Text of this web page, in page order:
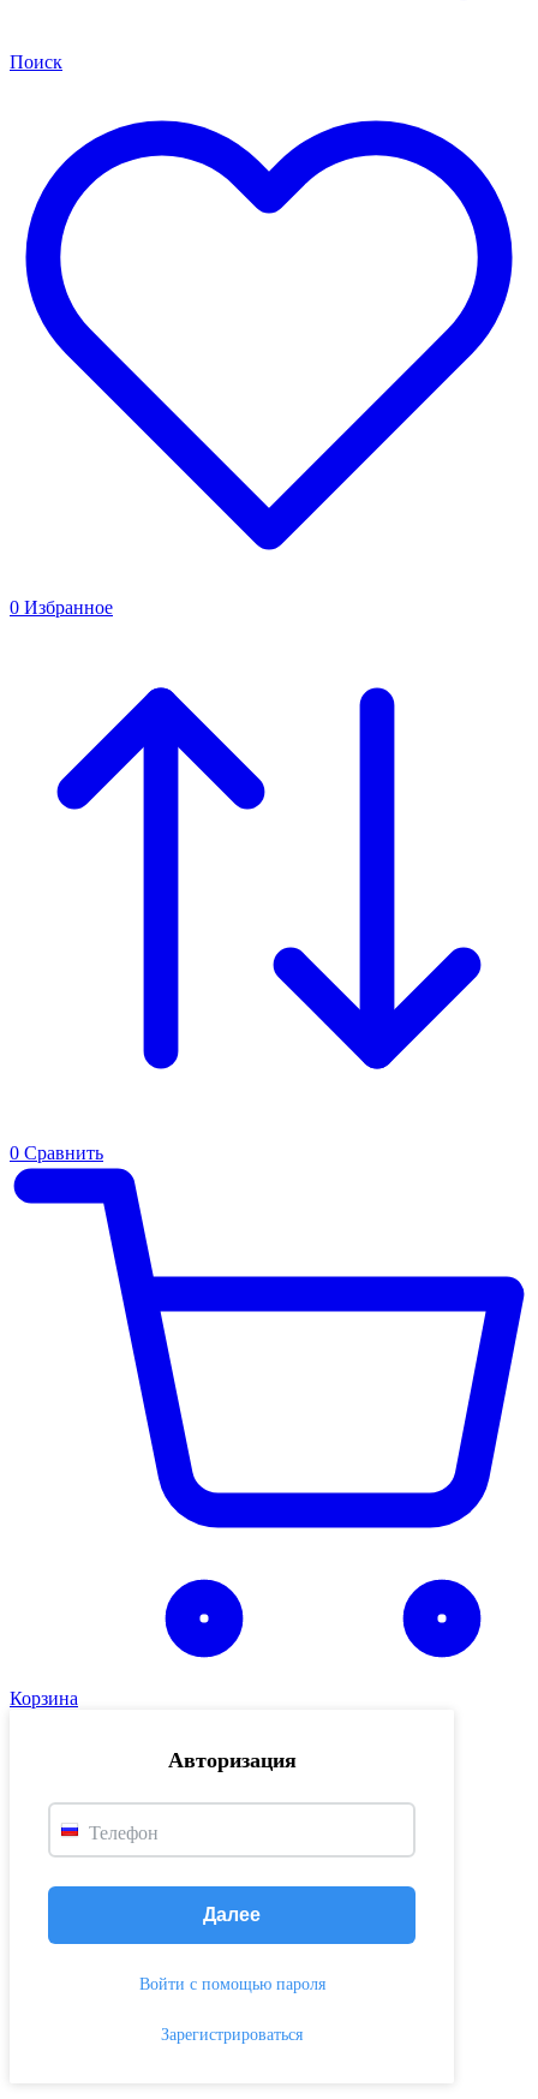
Поиск
0 Избранное
0 Сравнить
Корзина
Авторизация
Телефон
Далее
Войти с помощью пароля
Зарегистрироваться